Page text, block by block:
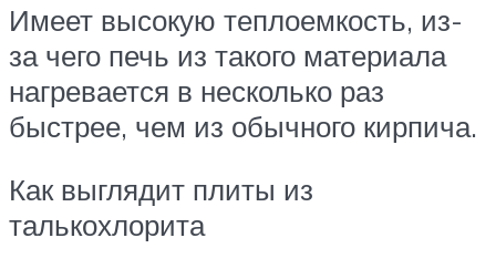
Имеет высокую теплоемкость, из-
за чего печь из такого материала
нагревается в несколько раз
быстрее, чем из обычного кирпича.
Как выглядит плиты из
талькохлорита